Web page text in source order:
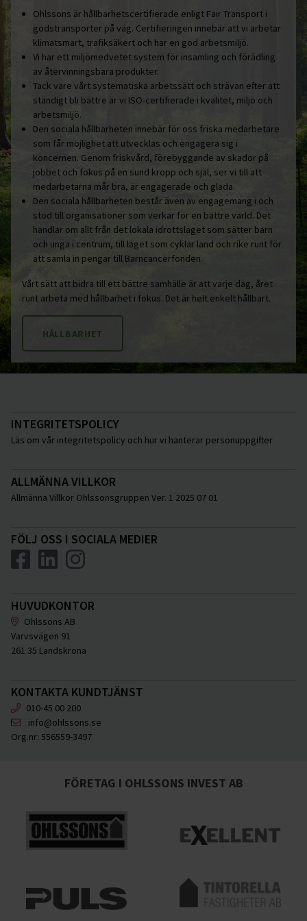
Ohlssons är hållbarhetscertifierade enligt Fair Transport i
godstransporter på väg. Certifieringen innebär att vi arbetar
klimatsmart, trafiksäkert och har en god arbetsmiljö.
Vi har ett miljömedvetet system för insamling och förädling
av återvinningsbara produkter.
Tack vare vårt systematiska arbetssätt och strävan efter att
ständigt bli bättre är vi ISO-certifierade i kvalitet, miljö och
arbetsmiljö.
Den sociala hållbarheten innebär för oss friska medarbetare
som får möjlighet att utvecklas och engagera sig i
koncernen. Genom friskvård, förebyggande av skador på
jobbet och fokus på en sund kropp och själ, ser vi till att
medarbetarna mår bra, är engagerade och glada.
Den sociala hållbarheten består även av engagemang i och
stöd till organisationer som verkar för en bättre värld. Det
handlar om allt från det lokala idrottslaget som sätter barn
och unga i centrum, till laget som cyklar land och rike runt för
att samla in pengar till Barncancerfonden.
Vårt sätt att bidra till ett bättre samhälle är att varje dag, året
runt arbeta med hållbarhet i fokus. Det är helt enkelt hållbart.
HÅLLBARHET
INTEGRITETSPOLICY
Läs om vår integritetspolicy och hur vi hanterar personuppgifter
ALLMÄNNA VILLKOR
Allmänna Villkor Ohlssonsgruppen Ver. 1 2025 07 01
FÖLJ OSS I SOCIALA MEDIER
HUVUDKONTOR
Ohlssons AB
Varvsvägen 91
261 35 Landskrona
KONTAKTA KUNDTJÄNST
010-45 00 200
info@ohlssons.se
Org.nr: 556559-3497
FÖRETAG I OHLSSONS INVEST AB